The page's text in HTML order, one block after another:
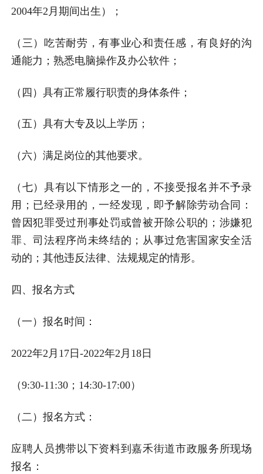
2004年2月期间出生）；
（三）吃苦耐劳，有事业心和责任感，有良好的沟
通能力；熟悉电脑操作及办公软件；
（四）具有正常履行职责的身体条件；
（五）具有大专及以上学历；
（六）满足岗位的其他要求。
（七）具有以下情形之一的，不接受报名并不予录
用；已经录用的，一经发现，即予解除劳动合同：
曾因犯罪受过刑事处罚或曾被开除公职的；涉嫌犯
罪、司法程序尚未终结的；从事过危害国家安全活
动的；其他违反法律、法规规定的情形。
四、报名方式
（一）报名时间：
2022年2月17日-2022年2月18日
（9:30-11:30；14:30-17:00）
（二）报名方式：
应聘人员携带以下资料到嘉禾街道市政服务所现场
报名：